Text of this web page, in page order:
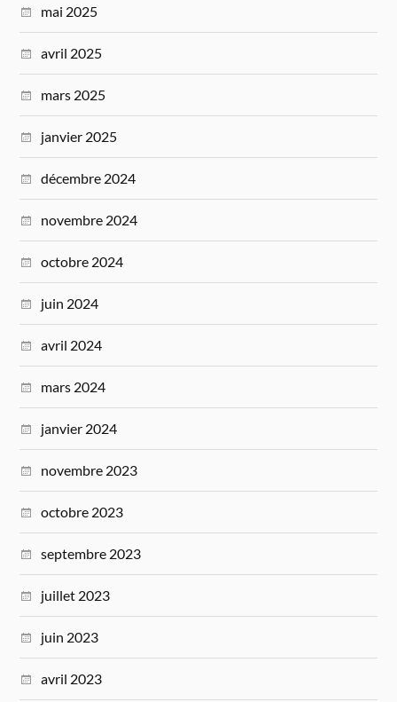
mai 2025
avril 2025
mars 2025
janvier 2025
décembre 2024
novembre 2024
octobre 2024
juin 2024
avril 2024
mars 2024
janvier 2024
novembre 2023
octobre 2023
septembre 2023
juillet 2023
juin 2023
avril 2023